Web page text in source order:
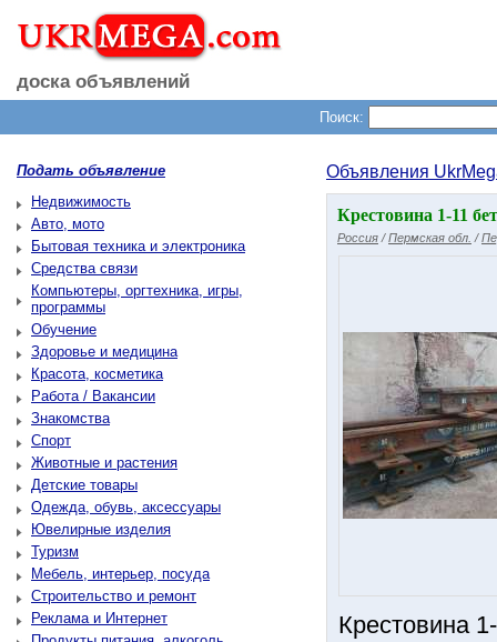
доска объявлений
Поиск:
Подать объявление
Недвижимость
Авто, мото
Бытовая техника и электроника
Средства связи
Компьютеры, оргтехника, игры,
программы
Обучение
Здоровье и медицина
Красота, косметика
Работа / Вакансии
Знакомства
Спорт
Животные и растения
Детские товары
Одежда, обувь, аксессуары
Ювелирные изделия
Туризм
Мебель, интерьер, посуда
Строительство и ремонт
Реклама и Интернет
Объявления
Крестовина 1-11
Россия /Пермская обл. /
Крестовина